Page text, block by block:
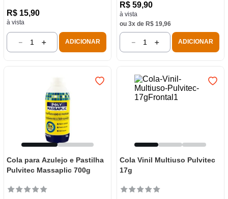
R$ 15,90
à vista
＋
－ ADICIONAR
R$ 59,90
à vista
ou 3x de R$ 19,96
＋
－ ADICIONAR
Cola para Azulejo e Pastilha
Pulvitec Massaplic 700g
Cola Vinil Multiuso Pulvitec
17g